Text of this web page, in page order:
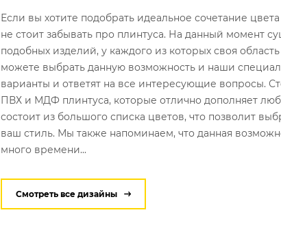
Если вы хотите подобрать идеальное сочетание
не стоит забывать про плинтуса. На данный момент
подобных изделий, у каждого из которых своя
можете выбрать данную возможность и наши
варианты и ответят на все интересующие вопросы.
ПВХ и МДФ плинтуса, которые отлично дополняет
состоит из большого списка цветов, что позволит
ваш стиль. Мы также напоминаем, что данная
много времени...
Смотреть все дизайны